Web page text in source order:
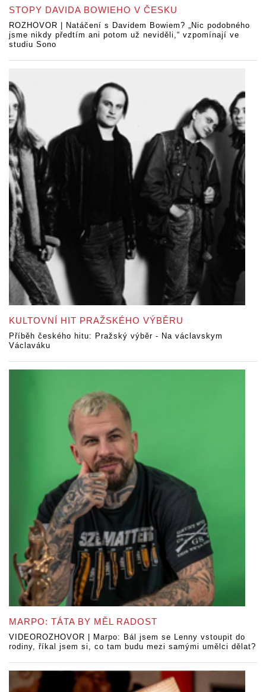
STOPY DAVIDA BOWIEHO V ČESKU
ROZHOVOR | Natáčení s Davidem Bowiem? „Nic podobného
jsme nikdy předtím ani potom už neviděli,“ vzpomínají ve
studiu Sono
KULTOVNÍ HIT PRAŽSKÉHO VÝBĚRU
Příběh českého hitu: Pražský výběr - Na václavskym
Václaváku
MARPO: TÁTA BY MĚL RADOST
VIDEOROZHOVOR | Marpo: Bál jsem se Lenny vstoupit do
rodiny, říkal jsem si, co tam budu mezi samými umělci dělat?